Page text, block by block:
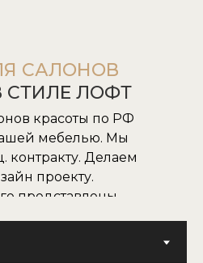
САЛОНОВ
СТИЛЕ ЛОФТ
красоты по РФ
мебелью. Мы
контракту. Делаем
проекту.
представлены